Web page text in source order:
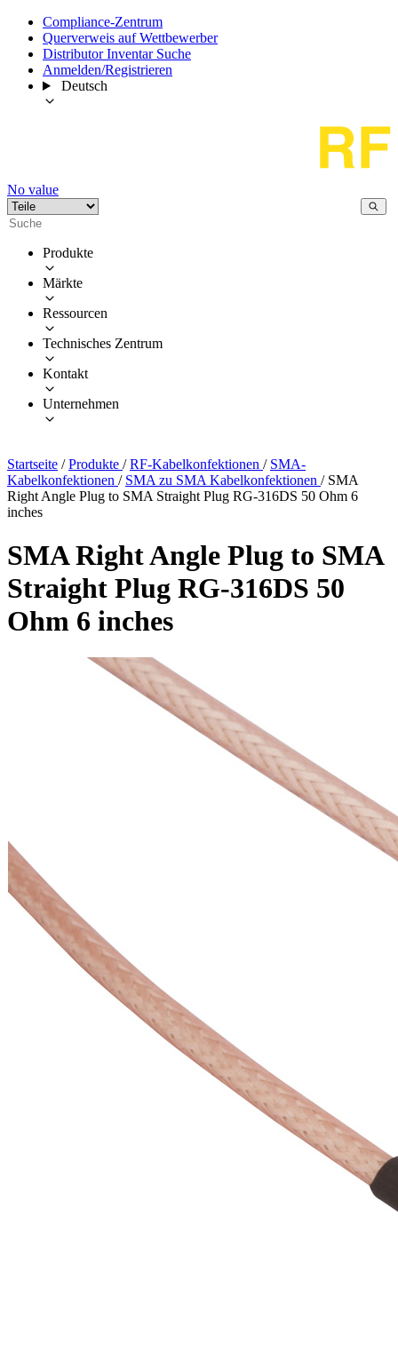
Compliance-Zentrum
Querverweis auf Wettbewerber
Distributor Inventar Suche
Anmelden/Registrieren
Deutsch
No value
Produkte
Märkte
Ressourcen
Technisches Zentrum
Kontakt
Unternehmen
Startseite / Produkte / RF-Kabelkonfektionen / SMA-
Kabelkonfektionen / SMA zu SMA Kabelkonfektionen / SMA
Right Angle Plug to SMA Straight Plug RG-316DS 50 Ohm 6
inches
SMA Right Angle Plug to SMA
Straight Plug RG-316DS 50
Ohm 6 inches